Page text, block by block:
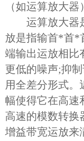
（如运算放大器
运算放大器是
放是指输首*首*
端输出运放相比
更低的噪声;抑
用全差分形式。
幅使得它在高速
高速的模数转换
增益带宽运放来